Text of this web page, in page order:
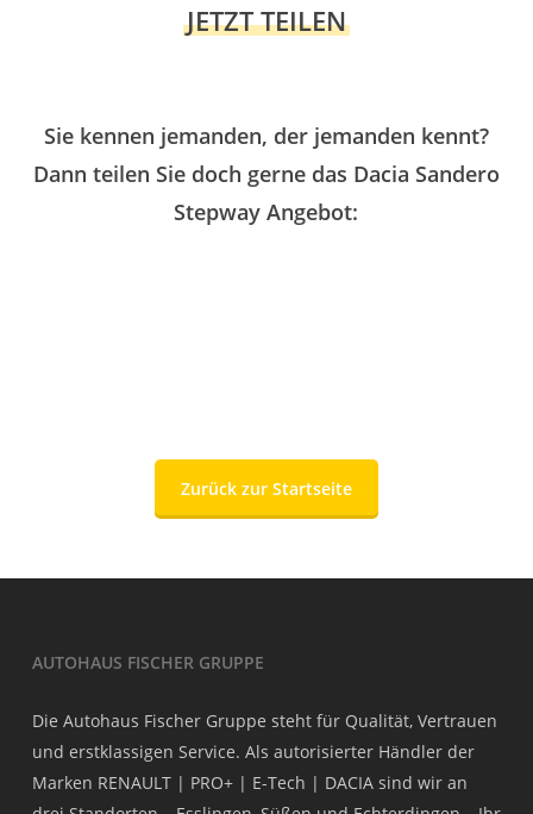
JETZT TEILEN
Sie kennen jemanden, der jemanden kennt?
Dann teilen Sie doch gerne das Dacia Sandero
Stepway Angebot:
Zurück zur Startseite
AUTOHAUS FISCHER GRUPPE
Die Autohaus Fischer Gruppe steht für Qualität, Vertrauen
und erstklassigen Service. Als autorisierter Händler der
Marken RENAULT | PRO+ | E-Tech | DACIA sind wir an